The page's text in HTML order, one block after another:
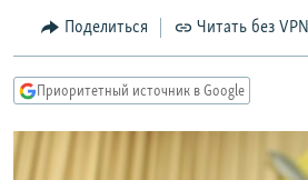
Вернутся
главной
навигации
Вернутся
МНЕНИЯ
IDEL.РЕАЛИИ
КАВКАЗ.РЕАЛИИ
Поделиться Читать без VPN
Приоритетный источник в Google